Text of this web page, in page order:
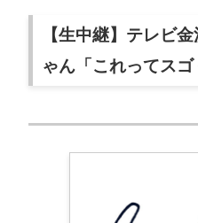
【生中継】テレビ
ゃん「これってスゴ